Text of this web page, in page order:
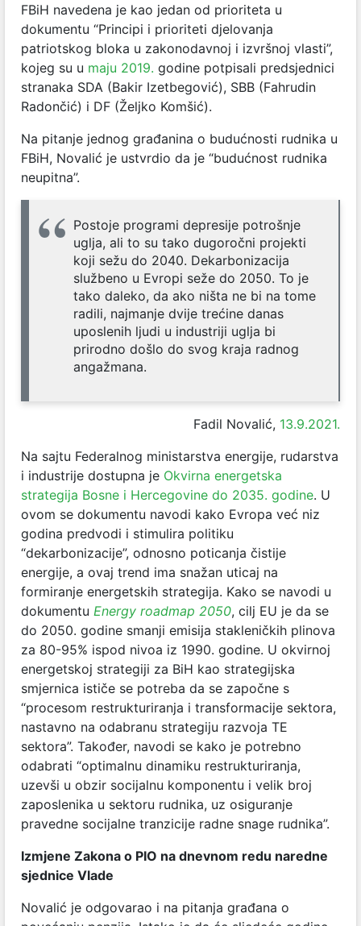
FBiH navedena je kao jedan od prioriteta u
dokumentu “Principi i prioriteti djelovanja
patriotskog bloka u zakonodavnoj i izvršnoj vlasti”,
kojeg su u maju 2019. godine potpisali predsjednici
stranaka SDA (Bakir Izetbegović), SBB (Fahrudin
Radončić) i DF (Željko Komšić).
Na pitanje jednog građanina o budućnosti rudnika u
FBiH, Novalić je ustvrdio da je “budućnost rudnika
neupitna”.
Postoje programi depresije potrošnje
uglja, ali to su tako dugoročni projekti
koji sežu do 2040. Dekarbonizacija
službeno u Evropi seže do 2050. To je
tako daleko, da ako ništa ne bi na tome
radili, najmanje dvije trećine danas
uposlenih ljudi u industriji uglja bi
prirodno došlo do svog kraja radnog
angažmana.
Fadil Novalić, 13.9.2021.
Na sajtu Federalnog ministarstva energije, rudarstva
i industrije dostupna je Okvirna energetska
strategija Bosne i Hercegovine do 2035. godine. U
ovom se dokumentu navodi kako Evropa već niz
godina predvodi i stimulira politiku
“dekarbonizacije”, odnosno poticanja čistije
energije, a ovaj trend ima snažan uticaj na
formiranje energetskih strategija. Kako se navodi u
dokumentu Energy roadmap 2050, cilj EU je da se
do 2050. godine smanji emisija stakleničkih plinova
za 80-95% ispod nivoa iz 1990. godine. U okvirnoj
energetskoj strategiji za BiH kao strategijska
smjernica ističe se potreba da se započne s
“procesom restrukturiranja i transformacije sektora,
nastavno na odabranu strategiju razvoja TE
sektora”. Također, navodi se kako je potrebno
odabrati “optimalnu dinamiku restrukturiranja,
uzevši u obzir socijalnu komponentu i velik broj
zaposlenika u sektoru rudnika, uz osiguranje
pravedne socijalne tranzicije radne snage rudnika”.
Izmjene Zakona o PIO na dnevnom redu naredne
sjednice Vlade
Novalić je odgovarao i na pitanja građana o